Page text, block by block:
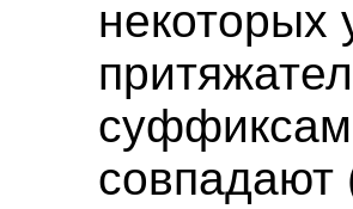
некоторых
совпадают